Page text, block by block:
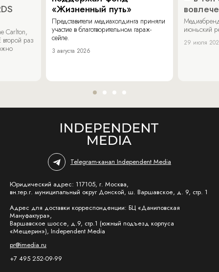
Carlton,
раз
«Жизненный путь»
Представители медиахолдинга приняли
участие в благотворительном гараж-
сейле.
3 августа 2026
июньский
29 июля
Telegram-канал Independent Media
Юридический адрес: 117105, г. Москва,
вн.тер.г. муниципальный округ Донской, ш. Варшавское, д. 9, стр. 1
Адрес для доставки корреспонденции: БЦ «Даниловская
Мануфактура»,
Варшавское шоссе, д.9, стр.1 (южный подъезд корпуса
«Мещерин»), Independent Media
pr@imedia.ru
+7 495 252-09-99